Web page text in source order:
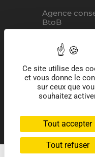
Agence
BtoB
CHARTE
DURABLE
Ce site utilise des
et vous donne le
sur ceux que
souhaitez
Tout accepter
Tout refuser